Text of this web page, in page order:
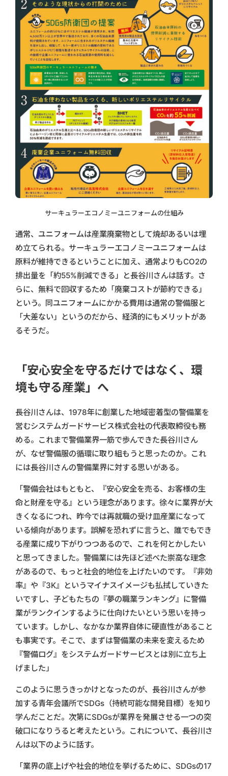
サーキュラーエコノミーユニフォームの仕組み
通常、ユニフォームは産業廃棄物として焼却あるいは埋
め立てられる。サーキュラーエコノミーユニフォームは
原料が維持できるということに加え、通常よりもCO2の
排出量を「約55%削減できる」と長谷川さんは話す。さ
らに、無料で回収するため「廃棄コストが節約できる」
という。同ユニフォームにかかる費用は通常の警備服と
「大差ない」というのだから、経済的にもメリットがあ
るそうだ。
「安心安全を守るだけではなく、環
境も守る産業」へ
長谷川さんは、1978年に創業した地域密着型の警備業を
営むシステムガードサービス株式会社の代表取締役も務
める。これまで警備業界一筋で歩んできた長谷川さん
が、なぜ警備服の循環に取り組もうと思ったのか。これ
には長谷川さんの警備業界に対する思いがある。
「警備会社はもともと、『安心安全を売る、お客様の生
命と財産を守る』という理念があります。徐々に業界が大
きくなるにつれ、昨今では再就職の受け皿産業になって
いる傾向があります。誤解を恐れずに言うと、誰でもでき
る産業に成り下がりつつあるので、これを何とかしたい
と思ってきました。警備業には先ほど述べた崇高な理念
があるので、もっと社会的地位を上げたいのです。『非効
率』や『3K』というマイナスイメージも払拭していきた
いですし、子どもたちの『夢の職業ランキング』に警備
業がランクインするように仕向けたいという思いを持っ
ています。しかし、なかなか業界自体に硬直性があること
も事実です。そこで、まずは警備業の未来を変えるため
『警備ログ』をシステムガードサービスとは別に立ち上
げました」
このように思うきっかけとなったのが、長谷川さんが参
加する青年会議所でSDGs（持続可能な開発目標）を知り
学んだことだ。次第にSDGsが業界を発展させる一つの突
破口になりうると考えたという。これについて、長谷川さ
んは以下のように話す。
「業界の底上げや社会的地位を挙げるために、SDGsの17